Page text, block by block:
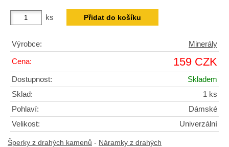
ks
Výrobce: Minerály
Cena: 159 CZK
Dostupnost:
Skladem
Sklad:
1 ks
Pohlaví:
Dámské
Velikost:
Univerzální
Šperky z drahých kamenů - Náramky z drahých